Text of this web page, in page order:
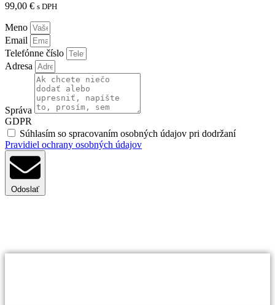
99,00 € s DPH
Meno
Email
Telefónne číslo
Adresa
Správa
GDPR
Súhlasím so spracovaním osobných údajov pri dodržaní
Pravidiel ochrany osobných údajov
Odoslať